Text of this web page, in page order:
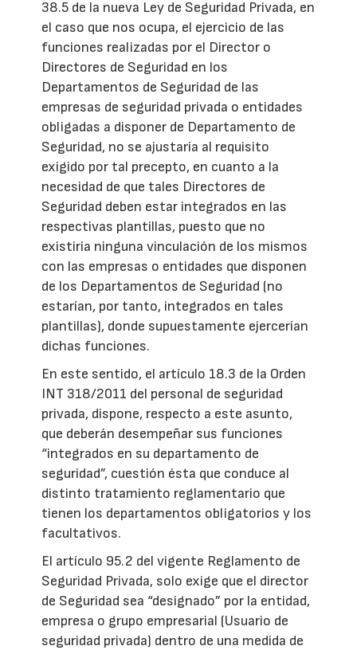
38.5 de la nueva Ley de Seguridad Privada, en
el caso que nos ocupa, el ejercicio de las
funciones realizadas por el Director o
Directores de Seguridad en los
Departamentos de Seguridad de las
empresas de seguridad privada o entidades
obligadas a disponer de Departamento de
Seguridad, no se ajustaría al requisito
exigido por tal precepto, en cuanto a la
necesidad de que tales Directores de
Seguridad deben estar integrados en las
respectivas plantillas, puesto que no
existiría ninguna vinculación de los mismos
con las empresas o entidades que disponen
de los Departamentos de Seguridad (no
estarían, por tanto, integrados en tales
plantillas), donde supuestamente ejercerían
dichas funciones.
En este sentido, el artículo 18.3 de la Orden
INT 318/2011 del personal de seguridad
privada, dispone, respecto a este asunto,
que deberán desempeñar sus funciones
“integrados en su departamento de
seguridad”, cuestión ésta que conduce al
distinto tratamiento reglamentario que
tienen los departamentos obligatorios y los
facultativos.
El artículo 95.2 del vigente Reglamento de
Seguridad Privada, solo exige que el director
de Seguridad sea “designado” por la entidad,
empresa o grupo empresarial (Usuario de
seguridad privada) dentro de una medida de